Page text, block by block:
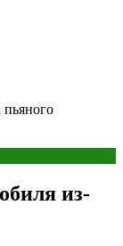
пьяного
из-